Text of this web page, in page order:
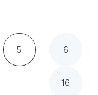
5 6
16